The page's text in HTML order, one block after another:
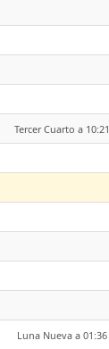
Tercer Cuarto a 10:21
Luna Nueva a 01:36